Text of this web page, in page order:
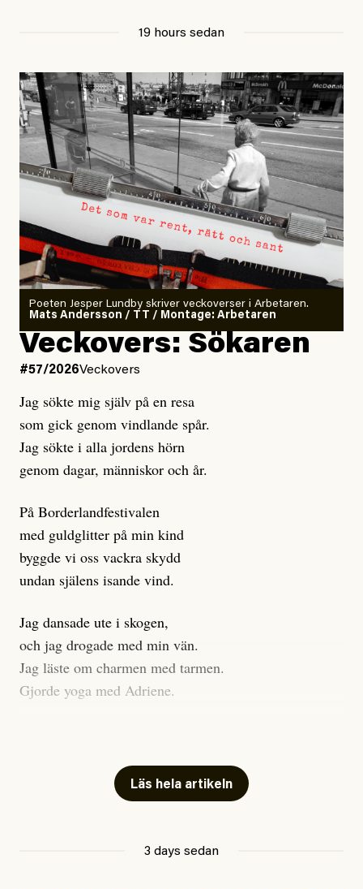
19 hours sedan
Poeten Jesper Lundby skriver veckoverser i Arbetaren.
Mats Andersson / TT / Montage: Arbetaren
Veckovers: Sökaren
#57/2026Veckovers
Jag sökte mig själv på en resa
som gick genom vindlande spår.
Jag sökte i alla jordens hörn
genom dagar, människor och år.
På Borderlandfestivalen
med guldglitter på min kind
byggde vi oss vackra skydd
undan själens isande vind.
Jag dansade ute i skogen,
och jag drogade med min vän.
Jag läste om charmen med tarmen.
Gjorde yoga med Adriene.
Jag gick djupt ner i mitt trauma.
Undersökte min anknytning
Att vara ekonomiskt beroende
Läs hela artikeln
3 days sedan